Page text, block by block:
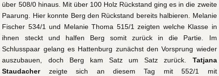
über 508/0 hinaus. Mit über 100 Holz Rückstand ging es in die zweite
Paarung. Hier konnte Berg den Rückstand bereits halbieren. Melanie
Fischer 534/1 und Melanie Thoma 515/1 zeigten welche Klasse in
ihnen steckt und halfen Berg somit zurück in die Partie. Im
Schlusspaar gelang es Hattenburg zunächst den Vorsprung wieder
auszubauen, doch Berg kam Satz um Satz zurück. Tatjana
Staudacherzeigte sich an diesem Tag mit 552/1 mit